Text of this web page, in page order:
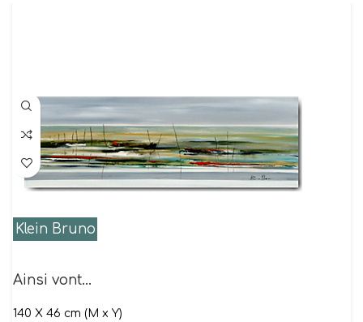
Klein Bruno
Ainsi vont…
140 X 46 cm (M x Y)